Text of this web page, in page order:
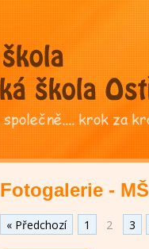
Fotogalerie - MŠ
« Předchozí 1 2 3